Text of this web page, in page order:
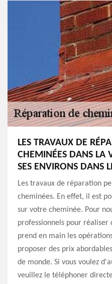
LES TRAVAUX DE
CHEMINÉES DANS LA
SES ENVIRONS DANS
Les travaux de réparation
cheminées. En effet, il est
sur votre cheminée. Pour
professionnels pour réaliser
prend en main les
proposer des prix
de monde. Si vous voulez
veuillez le téléphoner